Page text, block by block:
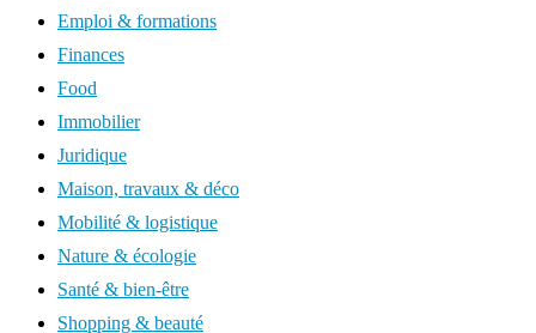
Emploi & formations
Finances
Food
Immobilier
Juridique
Maison, travaux & déco
Mobilité & logistique
Nature & écologie
Santé & bien-être
Shopping & beauté